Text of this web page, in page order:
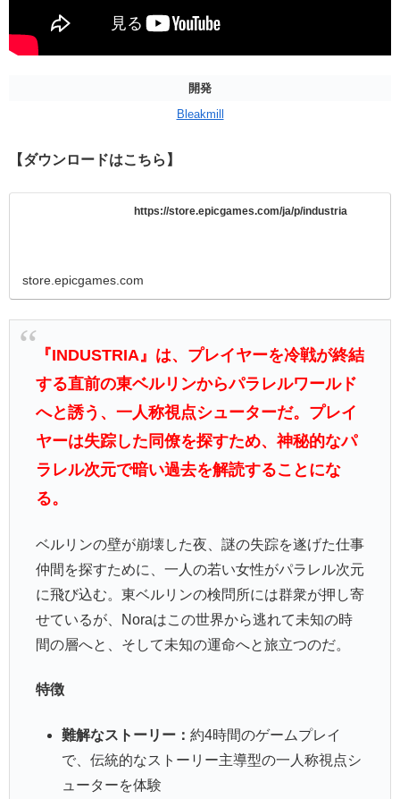
開発
Bleakmill
【ダウンロードはこちら】
https://store.epicgames.com/ja/p/industria
store.epicgames.com
『INDUSTRIA』は、プレイヤーを冷戦が終結
する直前の東ベルリンからパラレルワールド
へと誘う、一人称視点シューターだ。プレイ
ヤーは失踪した同僚を探すため、神秘的なパ
ラレル次元で暗い過去を解読することにな
る。
ベルリンの壁が崩壊した夜、謎の失踪を遂げた仕事
仲間を探すために、一人の若い女性がパラレル次元
に飛び込む。東ベルリンの検問所には群衆が押し寄
せているが、Noraはこの世界から逃れて未知の時
間の層へと、そして未知の運命へと旅立つのだ。
特徴
難解なストーリー： 約4時間のゲームプレイ
で、伝統的なストーリー主導型の一人称視点シ
ューターを体験